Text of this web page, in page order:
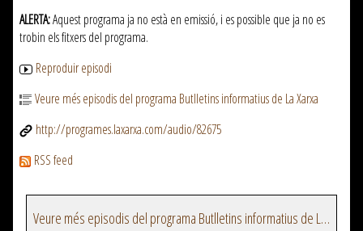
ALERTA:Aquest programa ja no està en emissió, i es possible que ja no es
trobin els fitxers del programa.
Reproduir episodi
Veure més episodis del programa Butlletins informatius de La Xarxa
http://programes.laxarxa.com/audio/82675
RSS feed
Veure més episodis del programa Butlletins informatius de La Xarxa